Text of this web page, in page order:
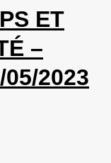
ET
–
2023